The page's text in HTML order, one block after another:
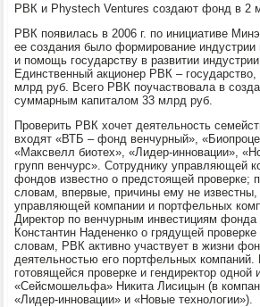
РВК и Phystech Ventures создают фонд в 2
РВК появилась в 2006 г. по инициативе
ее создания было формирование индустрии
и помощь государству в развитии индустрии
Единственный акционер РВК –
млрд руб. Всего РВК поучаствовала в
суммарным капиталом 33 млрд руб.
Проверить РВК хочет деятельность
входят «ВТБ – фонд венчурный»,
«Максвелл биотех», «Лидер-инновации»,
групп венчурс». Сотруднику управляющей
фондов известно о предстоящей проверке;
словам, впервые, причины ему не
управляющей компании и портфельных
Директор по венчурным инвестициям фонда
Константин Надененко о грядущей проверке
словам, РВК активно участвует в жизни
деятельностью его портфельных
готовящейся проверке и гендиректор одной
«Сейсмошельфа» Никита Лисицын (в
«Лидер-инновации» и «Новые технологии»).